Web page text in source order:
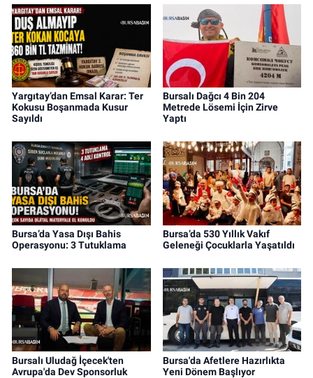
Yargıtay’dan Emsal Karar: Ter
Kokusu Boşanmada Kusur
Sayıldı
Bursalı Dağcı 4 Bin 204
Metrede Lösemi İçin Zirve
Yaptı
Bursa’da Yasa Dışı Bahis
Operasyonu: 3 Tutuklama
Bursa’da 530 Yıllık Vakıf
Geleneği Çocuklarla Yaşatıldı
Bursalı Uludağ İçecek'ten
Avrupa'da Dev Sponsorluk
Bursa'da Afetlere Hazırlıkta
Yeni Dönem Başlıyor